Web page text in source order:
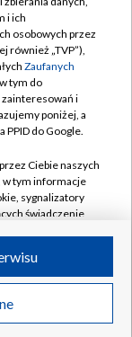
i ich
osobowych przez
również „TVP”),
Zaufanych
tym do
i
poniżej, a
PPID do Google.
Ciebie naszych
w tym informacje
sygnalizatory
świadczenie
Ciebie
identyfikatory